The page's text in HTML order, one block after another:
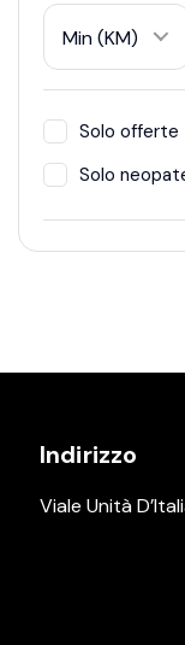
Min (KM)
Solo offerte
Solo
Indirizzo
Viale Unità